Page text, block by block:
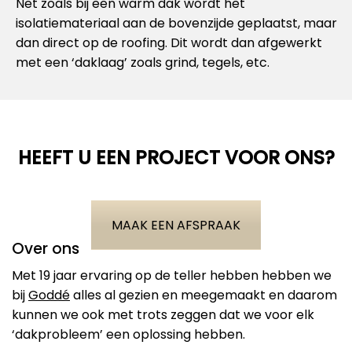
isolatiemateriaal aan de bovenzijde geplaatst, maar
dan direct op de roofing. Dit wordt dan afgewerkt
met een ‘daklaag’ zoals grind, tegels, etc.
HEEFT U EEN PROJECT VOOR ONS?
MAAK EEN AFSPRAAK
Over ons
Met 19 jaar ervaring op de teller hebben hebben we
bijGoddéalles al gezien en meegemaakt en daarom
kunnen we ook met trots zeggen dat we voor elk
‘dakprobleem’ een oplossing hebben.